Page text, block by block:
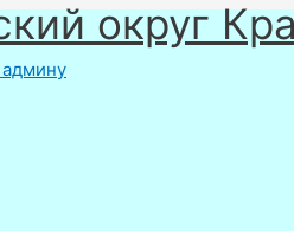
округ
админу